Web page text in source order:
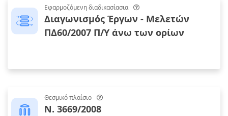
Εφαρμοζόμενη διαδικασίασια
Διαγωνισμός Έργων - Μελετών
ΠΔ60/2007 Π/Υ άνω των ορίων
Θεσμικό πλαίσιο
Ν. 3669/2008